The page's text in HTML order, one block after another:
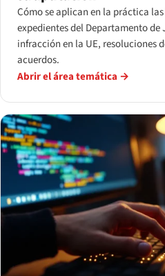
Cómo se aplican en la práctica
expedientes del Departamento
infracción en la UE, resoluciones
acuerdos.
Abrir el área temática →